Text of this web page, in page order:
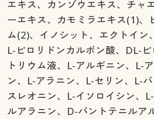
エキス、カンゾウエキス、チャ
ーエキス、カモミラエキス(1)、
ム(2)、イノシット、エクトイン
L-ピロリドンカルボン酸、DL-
トリウム液、L-アルギニン、L-
ン、L-アラニン、L-セリン、L-
スレオニン、L-イソロイシン、
ルアラニン、D-パントテニルア